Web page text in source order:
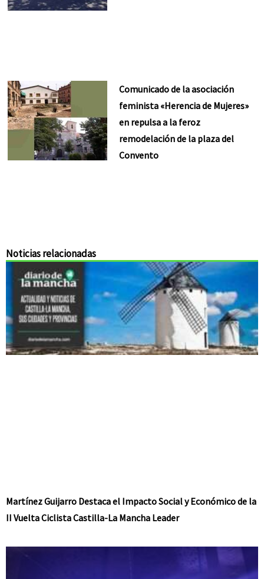
Comunicado de la asociación
feminista «Herencia de Mujeres»
en repulsa a la feroz
remodelación de la plaza del
Convento
Noticias relacionadas
Martínez Guijarro Destaca el Impacto Social y Económico de la
II Vuelta Ciclista Castilla-La Mancha Leader